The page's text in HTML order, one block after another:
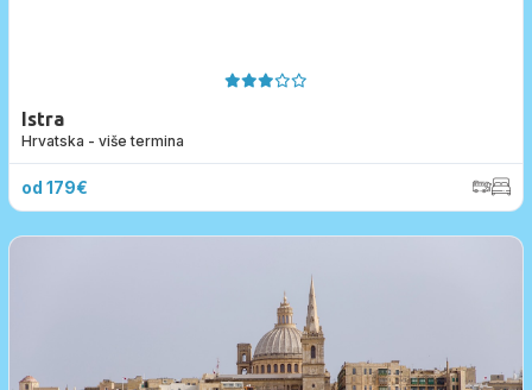
Istra
Hrvatska - više termina
od 179€